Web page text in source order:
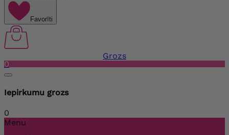
Favorīti
Grozs
0
Iepirkumu grozs
0
Menu